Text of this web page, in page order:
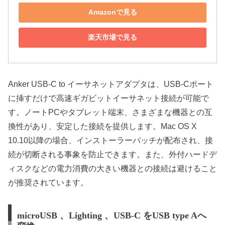
Amazonで見る
楽天市場で見る
Anker USB-C to イーサネットアダプタは、USB-Cポート
に挿すだけで高速ギガビットイーサネット接続が可能で
す。ノートPCやタブレット端末、さまざまな機器との互
換性があり、安定した接続を提供します。Mac OS X
10.10以降の場合、インストーラーパッチが配布され、接
続が切断される事象を防止できます。また、外付ハードデ
ィスクなどの電力消費の大きい機器との接続は避けること
が推奨されています。
microUSB 、Lighting 、USB-C をUSB type Aへ